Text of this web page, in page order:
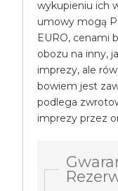
wykupieniu ich
umowy mogą
EURO, cenami
obozu na inny,
imprezy, ale
bowiem jest
podlega
imprezy przez